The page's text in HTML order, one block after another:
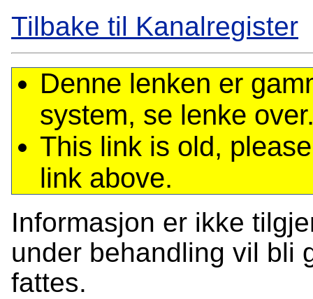
Tilbake til Kanalregister
Denne lenken er
system, se lenke
This link is old,
link above.
Informasjon er ikke
under behandling vil bli
fattes.